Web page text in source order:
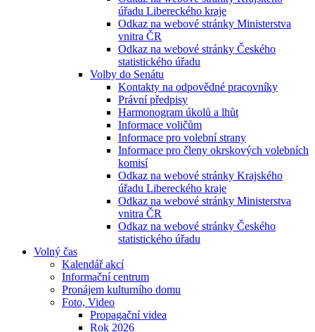
úřadu Libereckého kraje
Odkaz na webové stránky Ministerstva
vnitra ČR
Odkaz na webové stránky Českého
statistického úřadu
Volby do Senátu
Kontakty na odpovědné pracovníky
Právní předpisy
Harmonogram úkolů a lhůt
Informace voličům
Informace pro volební strany
Informace pro členy okrskových volebních
komisí
Odkaz na webové stránky Krajského
úřadu Libereckého kraje
Odkaz na webové stránky Ministerstva
vnitra ČR
Odkaz na webové stránky Českého
statistického úřadu
Volný čas
Kalendář akcí
Informační centrum
Pronájem kulturního domu
Foto, Video
Propagační videa
Rok 2026